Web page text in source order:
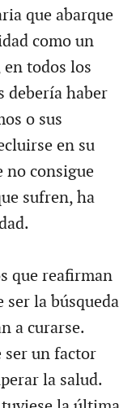
que abarque
como un
todos los
debería haber
o sus
en su
no consigue
sufren, ha
que reafirman
ser la búsqueda
a curarse.
ser un factor
la salud.